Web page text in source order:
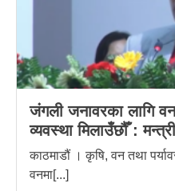
जंगली जनावरका लागि
व्यवस्था मिलाउँछौँ :
काठमाडौं । कृषि, वन तथा
वनमा[...]